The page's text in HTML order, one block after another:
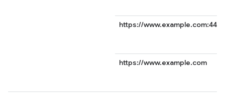
https://www.example.com:443
https://www.example.com